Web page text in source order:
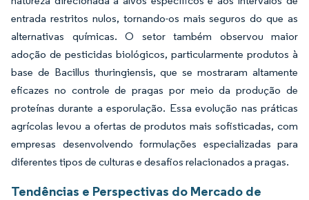
entrada restritos nulos, tornando-os mais seguros do que as
alternativas químicas. O setor também observou maior
adoção de pesticidas biológicos, particularmente produtos à
base de Bacillus thuringiensis, que se mostraram altamente
eficazes no controle de pragas por meio da produção de
proteínas durante a esporulação. Essa evolução nas práticas
agrícolas levou a ofertas de produtos mais sofisticadas, com
empresas desenvolvendo formulações especializadas para
diferentes tipos de culturas e desafios relacionados a pragas.
Tendências e Perspectivas do Mercado de